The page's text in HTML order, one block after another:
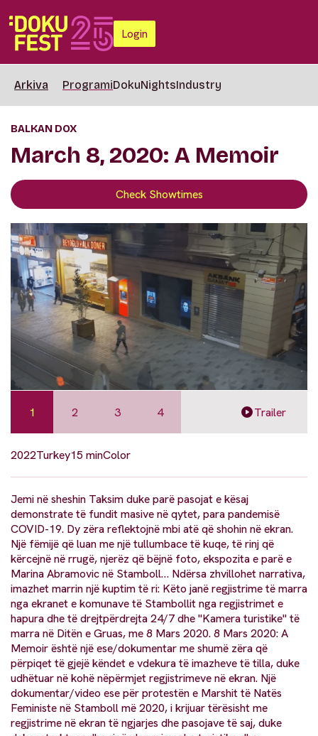
Login
Arkiva ProgramiDokuNightsIndustry
BALKAN DOX
March 8, 2020: A Memoir
Check Showtimes
1 2 3 4 Trailer
2022Turkey15 minColor
Jemi në sheshin Taksim duke parë pasojat e kësaj
demonstrate të fundit masive në qytet, para pandemisë
COVID-19. Dy zëra reflektojnë mbi atë që shohin në ekran.
Një fëmijë që luan me një tullumbace të kuqe, të rinj që
kërcejnë në rrugë, njerëz që bëjnë foto, ekspozita e parë e
Marina Abramovic në Stamboll… Ndërsa zhvillohet narrativa,
imazhet marrin një kuptim të ri: Këto janë regjistrime të marra
nga ekranet e komunave të Stambollit nga regjistrimet e
hapura dhe të drejtpërdrejta 24/7 dhe "Kamera turistike" të
marra në Ditën e Gruas, me 8 Mars 2020. 8 Mars 2020: A
Memoir është një ese/dokumentar me shumë zëra që
përpiqet të gjejë këndet e vdekura të imazheve të tilla, duke
udhëtuar në kohë nëpërmjet regjistrimeve në ekran. Një
dokumentar/video ese për protestën e Marshit të Natës
Feministe në Stamboll më 2020, i krijuar tërësisht me
regjistrime në ekran të ngjarjes dhe pasojave të saj, duke